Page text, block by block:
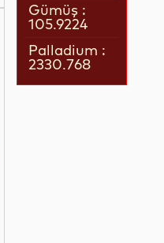
Gümüş :
105.9224
Palladium :
2330.768